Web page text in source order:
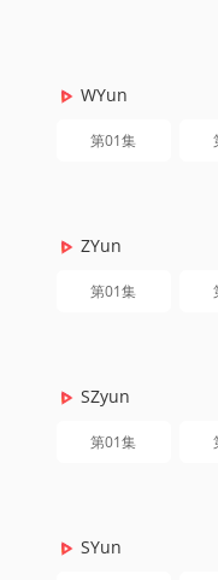
WYun
第01集
ZYun
第01集
SZyun
第01集
SYun